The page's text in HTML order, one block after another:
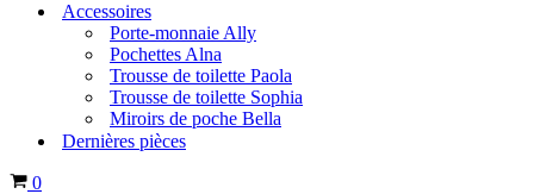
Accessoires
Porte-monnaie Ally
Pochettes Alna
Trousse de toilette Paola
Trousse de toilette Sophia
Miroirs de poche Bella
Dernières pièces
Panier
0